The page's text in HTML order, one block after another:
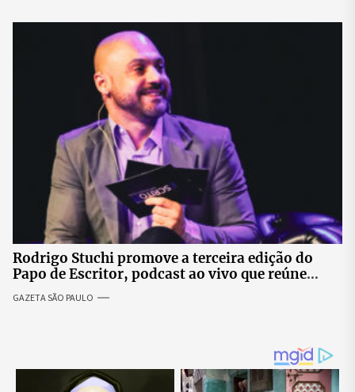
Rodrigo Stuchi promove a terceira edição do
Papo de Escritor, podcast ao vivo que reúne
especialistas para discutir saúde mental e
prosperidade.
GAZETA SÃO PAULO